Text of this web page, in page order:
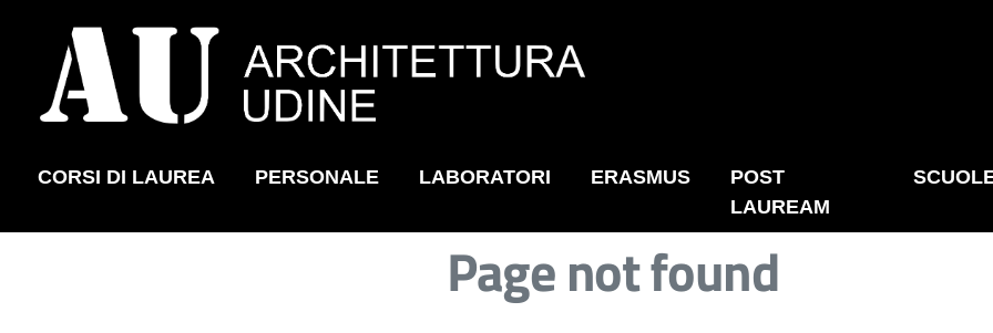
CORSI DI LAUREA PERSONALE LABORATORI ERASMUS
POST
LAUREAM
Page not found